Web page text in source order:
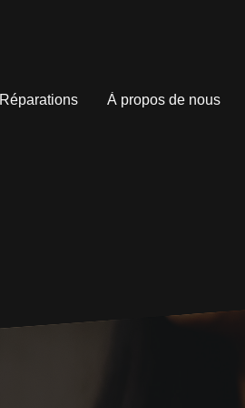
Réparations À propos de nous